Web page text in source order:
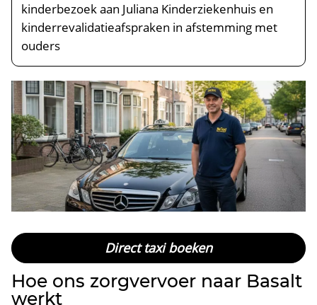
kinderbezoek aan Juliana Kinderziekenhuis en
kinderrevalidatieafspraken in afstemming met
ouders
Direct taxi boeken
Hoe ons zorgvervoer naar Basalt
werkt